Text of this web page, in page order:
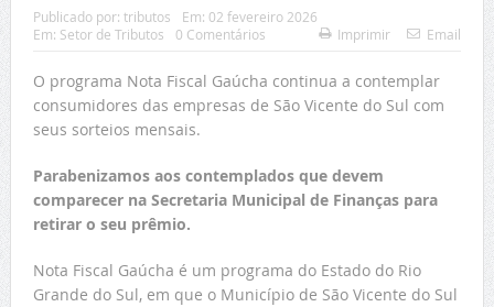
Publicado por: tributos Em: 02 fevereiro 2026
Em: Setor de Tributos 0 Comentários Imprimir Email
O programa Nota Fiscal Gaúcha continua a contemplar
consumidores das empresas de São Vicente do Sul com
seus sorteios mensais.
Parabenizamos aos contemplados que devem
comparecer na Secretaria Municipal de Finanças para
retirar o seu prêmio.
Nota Fiscal Gaúcha é um programa do Estado do Rio
Grande do Sul, em que o Município de São Vicente do Sul